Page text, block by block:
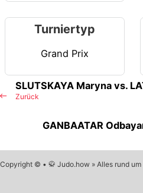
Turniertyp
Grand Prix
Zurück
SLUTSKAYA Maryna vs.
GANBAATAR
Copyright © • 🥋 Judo.how » Alles rund um